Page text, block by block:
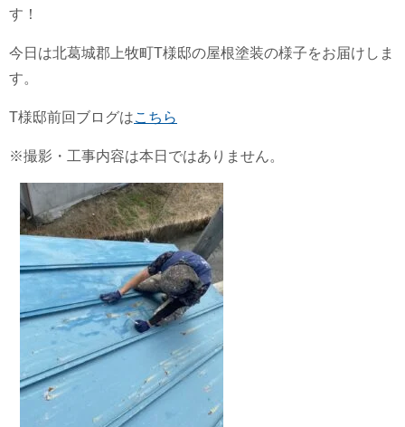
す！
今日は北葛城郡上牧町T様邸の屋根塗装の様子をお届けしま
す。
T様邸前回ブログはこちら
※撮影・工事内容は本日ではありません。